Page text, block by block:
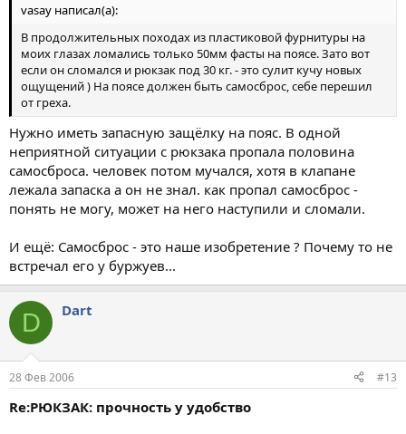
vasay написал(а):
В продолжительных походах из пластиковой фурнитуры на
моих глазах ломались только 50мм фасты на поясе. Зато вот
если он сломался и рюкзак под 30 кг. - это сулит кучу новых
ощущений ) На поясе должен быть самосброс, себе перешил
от греха.
Нужно иметь запасную защёлку на пояс. В одной
неприятной ситуации с рюкзака пропала половина
самосброса. человек потом мучался, хотя в клапане
лежала запаска а он не знал. как пропал самосброс -
понять не могу, может на него наступили и сломали.
И ещё: Самосброс - это наше изобретение ? Почему то не
встречал его у буржуев...
D Dart
28 Фев 2006 #13
Re:РЮКЗАК: прочность у удобство